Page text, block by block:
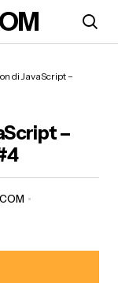
di JavaScript –
–